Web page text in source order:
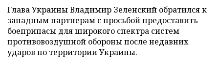
Глава Украины Владимир Зеленский обратился к
западным партнерам с просьбой предоставить
боеприпасы для широкого спектра систем
противовоздушной обороны после недавних
ударов по территории Украины.